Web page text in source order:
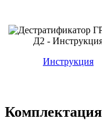
Инструкция
Комплектация